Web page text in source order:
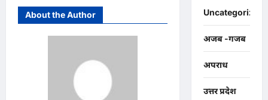
About the Author Uncategorized
अजब -गजब
अपराध
उत्तर प्रदेश